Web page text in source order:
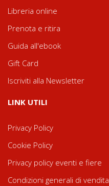
Libreria online
Prenota e ritira
Guida all'ebook
Gift Card
Iscriviti alla Newsletter
LINK UTILI
Privacy Policy
Cookie Policy
Privacy policy eventi e fiere
Condizioni generali di vendita